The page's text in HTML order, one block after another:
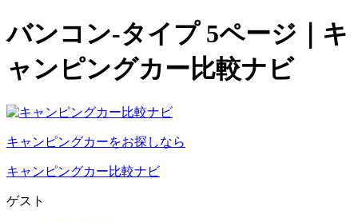
バンコン-タイプ 5ページ｜キ
ャンピングカー比較ナビ
キャンピングカーをお探しなら
キャンピングカー比較ナビ
ゲスト